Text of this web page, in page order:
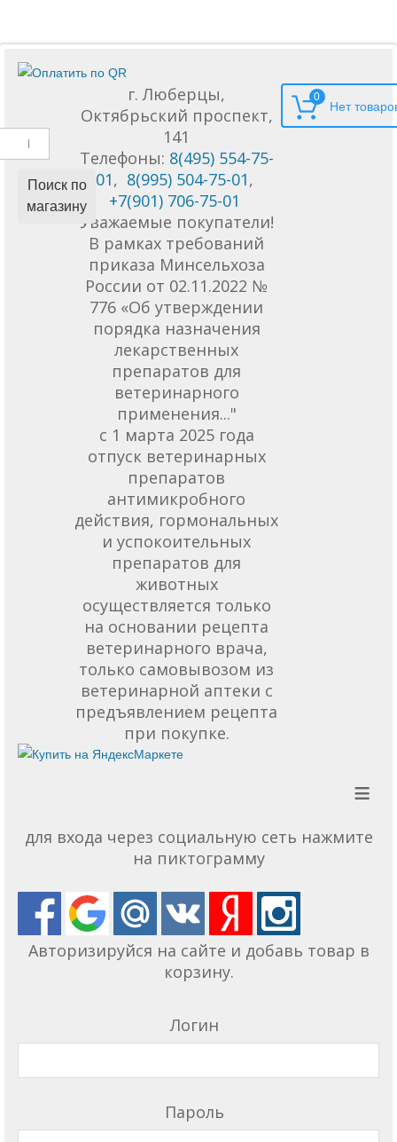
Поиск по
магазину
г. Люберцы,
Октябрьский проспект,
141
Телефоны: 8(495) 554-75-
01, 8(995) 504-75-01,
+7(901) 706-75-01
Уважаемые покупатели!
В рамках требований
приказа Минсельхоза
России от 02.11.2022 №
776 «Об утверждении
порядка назначения
лекарственных
препаратов для
ветеринарного
применения..."
с 1 марта 2025 года
отпуск ветеринарных
препаратов
антимикробного
действия, гормональных
и успокоительных
препаратов для
животных
осуществляется только
на основании рецепта
ветеринарного врача,
только самовывозом из
ветеринарной аптеки с
предъявлением рецепта
при покупке.
0
≡
для входа через социальную сеть нажмите
на пиктограмму
Авторизируйся на сайте и добавь товар в
корзину.
Логин
Пароль